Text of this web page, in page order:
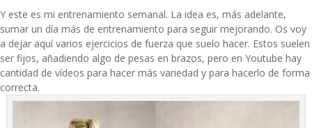
Y este es mi entrenamiento semanal. La idea es, más adelante,
sumar un día más de entrenamiento para seguir mejorando. Os voy
a dejar aquí varios ejercicios de fuerza que suelo hacer. Estos suelen
ser fijos, añadiendo algo de pesas en brazos, pero en Youtube hay
cantidad de vídeos para hacer más variedad y para hacerlo de forma
correcta.